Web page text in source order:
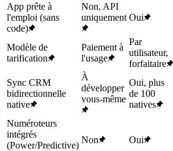
App prête à
l'emploi (sans
code)
Non, API
uniquement Oui
Modèle de
tarification
Paiement à
l'usage
Par
utilisateur,
forfaitaire
Sync CRM
bidirectionnelle
native
À
développer
vous-même
Oui, plus
de 100
natives
Numéroteurs
intégrés
(Power/Predictive)
Non Oui